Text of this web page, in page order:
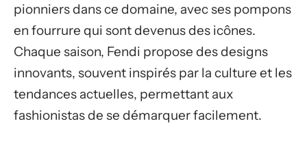
pionniers dans ce domaine, avec ses pompons
en fourrure qui sont devenus des icônes.
Chaque saison, Fendi propose des designs
innovants, souvent inspirés par la culture et les
tendances actuelles, permettant aux
fashionistas de se démarquer facilement.